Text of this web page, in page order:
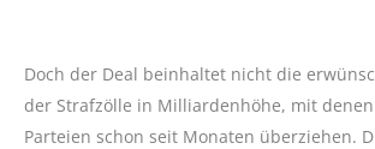
Doch der Deal beinhaltet nicht die
der Strafzölle in Milliardenhöhe, mit
Parteien schon seit Monaten überziehen.